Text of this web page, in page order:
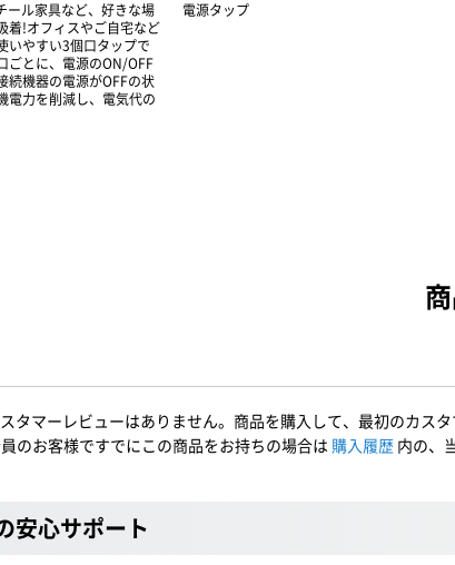
ール家具など、好きな場
着!オフィスやご自宅など
いやすい3個口タップで
ごとに、電源のON/OFF
続機器の電源がOFFの状
電力を削減し、電気代の
電源タップ
タマーレビューはありません。商品を購入して、最初のカス
のお客様ですでにこの商品をお持ちの場合は 購入履歴 内の、
安心サポート